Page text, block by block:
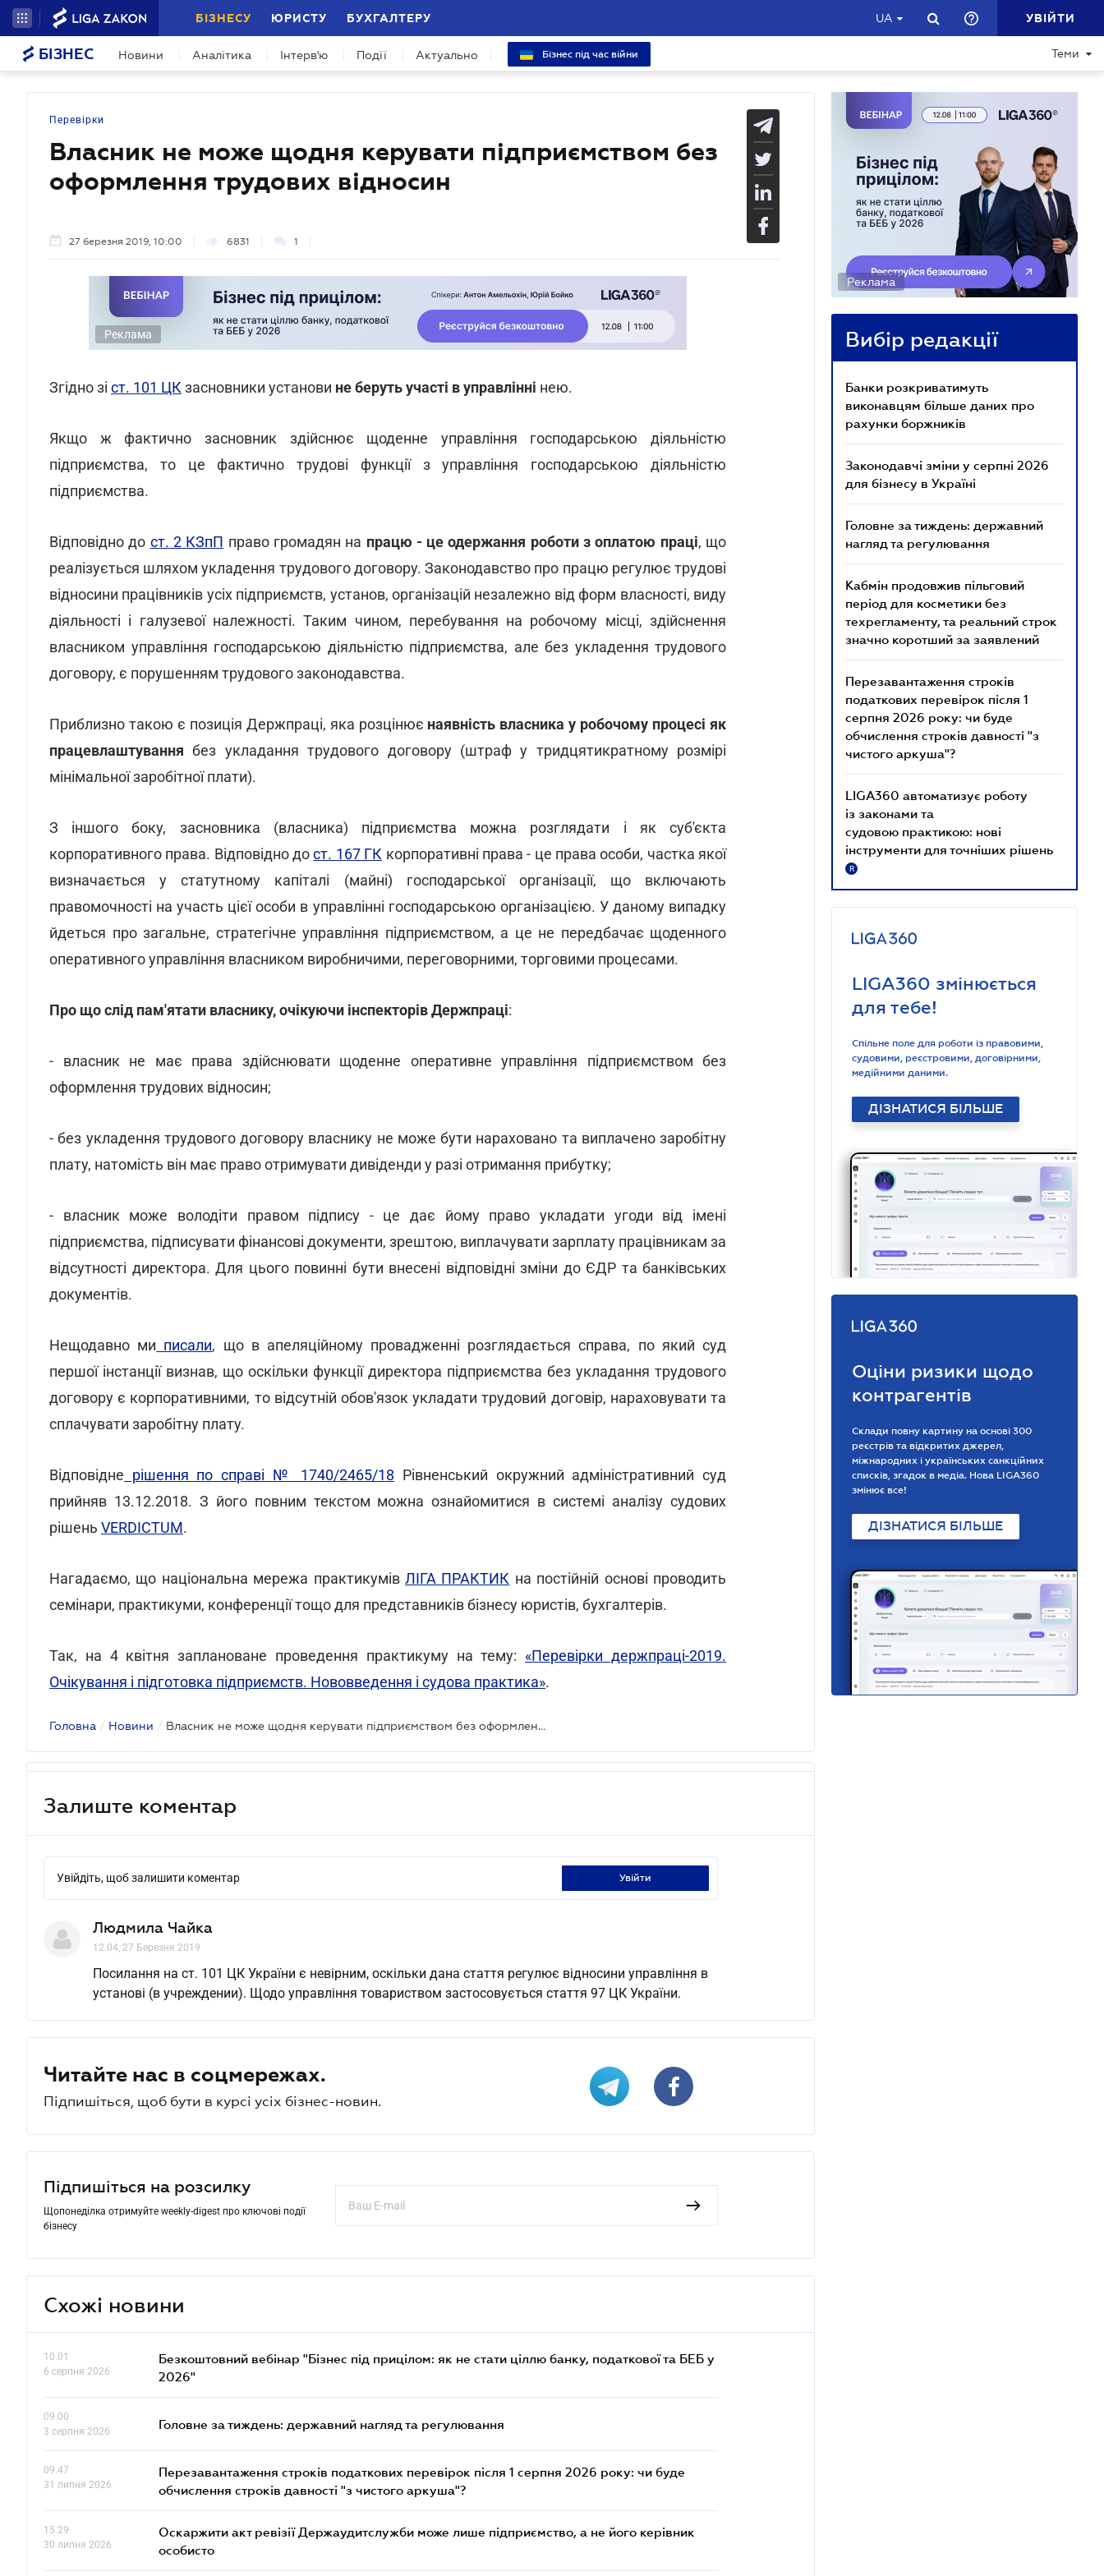
БІЗНЕСУ ЮРИСТУ БУХГАЛТЕРУ UA УВІЙТИ
БІЗНЕС Новини Аналітика Інтерв'ю Події Актуально Бізнес під час війни Теми
Перевірки
Власник не може щодня керувати підприємством без
оформлення трудових відносин
27 березня 2019, 10:00 6831 1
Реклама
Згідно зі ст. 101 ЦК засновники установи не беруть участі в управлінні нею.
Якщо ж фактично засновник здійснює щоденне управління господарською діяльністю
підприємства, то це фактично трудові функції з управління господарською діяльністю
підприємства.
Відповідно до ст. 2 КЗпП право громадян на працю - це одержання роботи з оплатою праці, що
реалізується шляхом укладення трудового договору. Законодавство про працю регулює трудові
відносини працівників усіх підприємств, установ, організацій незалежно від форм власності, виду
діяльності і галузевої належності. Таким чином, перебування на робочому місці, здійснення
власником управління господарською діяльністю підприємства, але без укладення трудового
договору, є порушенням трудового законодавства.
Приблизно такою є позиція Держпраці, яка розцінює наявність власника у робочому процесі як
працевлаштування без укладання трудового договору (штраф у тридцятикратному розмірі
мінімальної заробітної плати).
З іншого боку, засновника (власника) підприємства можна розглядати і як суб'єкта
корпоративного права. Відповідно дост. 167 ГК корпоративні права - це права особи, частка якої
визначається у статутному капіталі (майні) господарської організації, що включають
правомочності на участь цієї особи в управлінні господарською організацією. У даному випадку
йдеться про загальне, стратегічне управління підприємством, а це не передбачає щоденного
оперативного управління власником виробничими, переговорними, торговими процесами.
Про що слід пам'ятати власнику, очікуючи інспекторів Держпраці:
- власник не має права здійснювати щоденне оперативне управління підприємством без
оформлення трудових відносин;
- без укладення трудового договору власнику не може бути нараховано та виплачено заробітну
плату, натомість він має право отримувати дивіденди у разі отримання прибутку;
- власник може володіти правом підпису - це дає йому право укладати угоди від імені
підприємства, підписувати фінансові документи, зрештою, виплачувати зарплату працівникам за
відсутності директора. Для цього повинні бути внесені відповідні зміни до ЄДР та банківських
документів.
Нещодавно ми писали, що в апеляційному провадженні розглядається справа, по який суд
першої інстанції визнав, що оскільки функції директора підприємства без укладання трудового
договору є корпоративними, то відсутній обов'язок укладати трудовий договір, нараховувати та
сплачувати заробітну плату.
Відповідне рішення по справі № 1740/2465/18 Рівненський окружний адміністративний суд
прийняв 13.12.2018. З його повним текстом можна ознайомитися в системі аналізу судових
рішень VERDICTUM.
Нагадаємо, що національна мережа практикумів ЛІГА ПРАКТИК на постійній основі проводить
семінари, практикуми, конференції тощо для представників бізнесу юристів, бухгалтерів.
Так, на 4 квітня заплановане проведення практикуму на тему: «Перевірки держпраці-2019.
Очікування і підготовка підприємств. Нововведення і судова практика».
Головна / Новини / Власник не може щодня керувати підприємством без оформлення трудових відносин
Залиште коментар
Увійдіть, щоб залишити коментар увійти
Людмила Чайка
12.04, 27 Березня 2019
Посилання на ст. 101 ЦК України є невірним, оскільки дана стаття регулює відносини управління в
установі (в учреждении). Щодо управління товариством застосовується стаття 97 ЦК України.
Читайте нас в соцмережах.
Підпишіться, щоб бути в курсі усіх бізнес-новин.
Підпишіться на розсилку
Щопонеділка отримуйте weekly-digest про ключові події
бізнесу
Схожі новини
10.01
6 серпня 2026
Безкоштовний вебінар "Бізнес під прицілом: як не стати ціллю банку, податкової та БЕБ у
2026"
09.00
3 серпня 2026
Головне за тиждень: державний нагляд та регулювання
09.47
31 липня 2026
Перезавантаження строків податкових перевірок після 1 серпня 2026 року: чи буде
обчислення строків давності "з чистого аркуша"?
15.29
30 липня 2026
Оскаржити акт ревізії Держаудитслужби може лише підприємство, а не його керівник
особисто
Реклама
Вибір редакції
Банки розкриватимуть
виконавцям більше даних про
рахунки боржників
Законодавчі зміни у серпні 2026
для бізнесу в Україні
Головне за тиждень: державний
нагляд та регулювання
Кабмін продовжив пільговий
період для косметики без
техрегламенту, та реальний строк
значно коротший за заявлений
Перезавантаження строків
податкових перевірок після 1
серпня 2026 року: чи буде
обчислення строків давності "з
чистого аркуша"?
LIGA360 автоматизує роботу
із законами та
судовою практикою: нові
інструменти для точніших рішень
R
LIGA360 змінюється
для тебе!
Спільне поле для роботи із правовими,
судовими, реєстровими, договірними,
медійними даними.
ДІЗНАТИСЯ БІЛЬШЕ
Оціни ризики щодо
контрагентів
Склади повну картину на основі 300
реєстрів та відкритих джерел,
міжнародних і українських санкційних
списків, згадок в медіа. Нова LIGA360
змінює все!
ДІЗНАТИСЯ БІЛЬШЕ